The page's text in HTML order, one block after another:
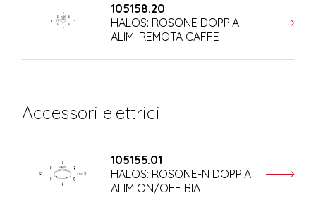
105158.20
HALOS: ROSONE DOPPIA
ALIM. REMOTA CAFFE
Accessori elettrici
105155.01
HALOS: ROSONE-N DOPPIA
ALIM ON/OFF BIA